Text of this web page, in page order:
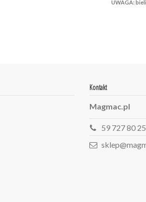
UWAGA:
Kontakt
Magmac.pl
59 727 80